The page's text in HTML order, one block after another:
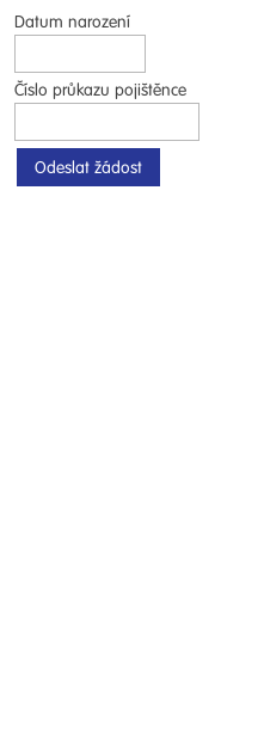
Datum narození
Číslo průkazu pojištěnce